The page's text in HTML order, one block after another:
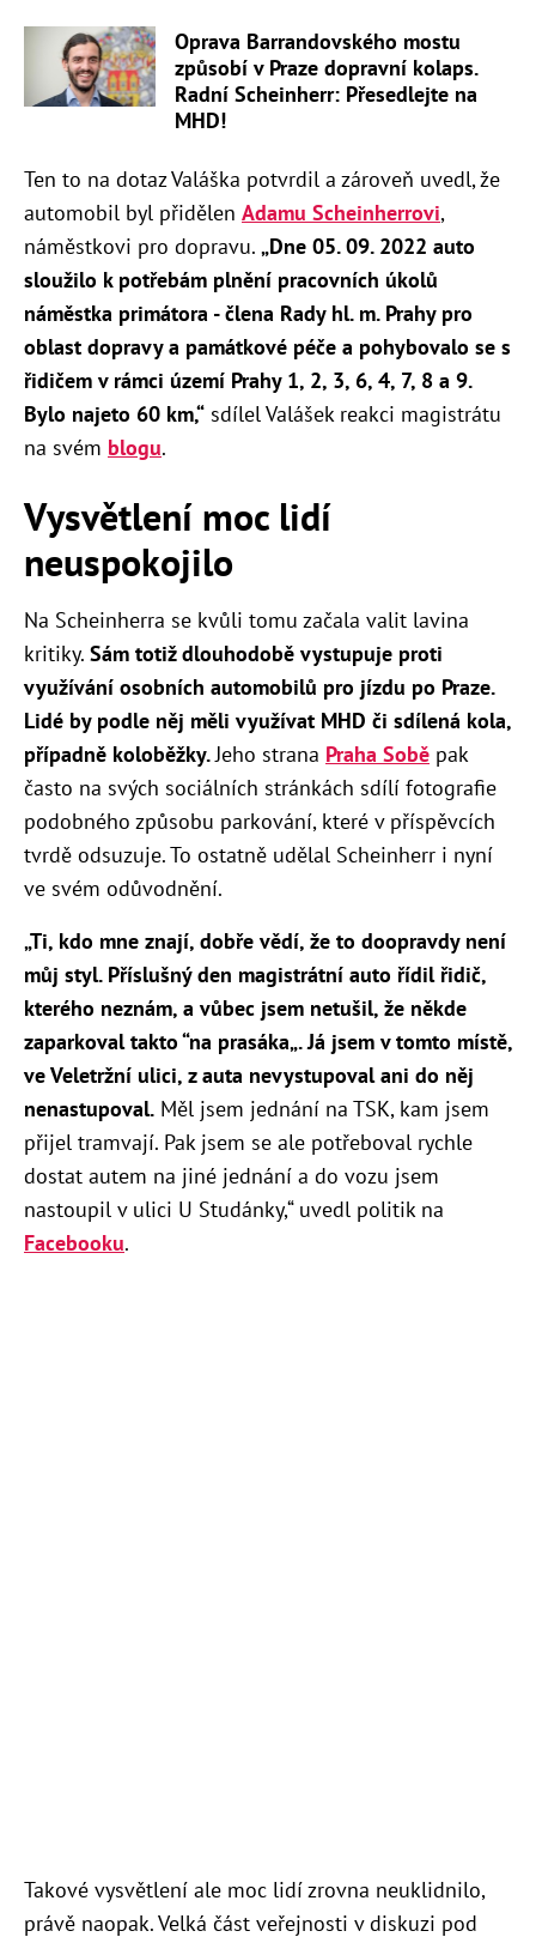
Oprava Barrandovského mostu
způsobí v Praze dopravní kolaps.
Radní Scheinherr: Přesedlejte na
MHD!
Ten to na dotaz Valáška potvrdil a zároveň uvedl, že
automobil byl přidělen Adamu Scheinherrovi,
náměstkovi pro dopravu. „Dne 05. 09. 2022 auto
sloužilo k potřebám plnění pracovních úkolů
náměstka primátora - člena Rady hl. m. Prahy pro
oblast dopravy a památkové péče a pohybovalo se s
řidičem v rámci území Prahy 1, 2, 3, 6, 4, 7, 8 a 9.
Bylo najeto 60 km,“ sdílel Valášek reakci magistrátu
na svém blogu.
Vysvětlení moc lidí
neuspokojilo
Na Scheinherra se kvůli tomu začala valit lavina
kritiky. Sám totiž dlouhodobě vystupuje proti
využívání osobních automobilů pro jízdu po Praze.
Lidé by podle něj měli využívat MHD či sdílená kola,
případně koloběžky.Jeho strana Praha Sobě pak
často na svých sociálních stránkách sdílí fotografie
podobného způsobu parkování, které v příspěvcích
tvrdě odsuzuje. To ostatně udělal Scheinherr i nyní
ve svém odůvodnění.
„Ti, kdo mne znají, dobře vědí, že to doopravdy není
můj styl. Příslušný den magistrátní auto řídil řidič,
kterého neznám, a vůbec jsem netušil, že někde
zaparkoval takto “na prasáka„. Já jsem v tomto místě,
ve Veletržní ulici, z auta nevystupoval ani do něj
nenastupoval. Měl jsem jednání na TSK, kam jsem
přijel tramvají. Pak jsem se ale potřeboval rychle
dostat autem na jiné jednání a do vozu jsem
nastoupil v ulici U Studánky,“ uvedl politik na
Facebooku.
Takové vysvětlení ale moc lidí zrovna neuklidnilo,
právě naopak. Velká část veřejnosti v diskuzi pod